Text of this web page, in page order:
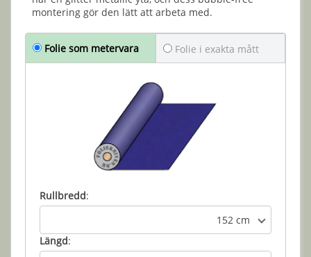
montering gör den lätt att arbeta med.
Folie som metervara Folie i exakta mått
Rullbredd:
152 cm
Längd: